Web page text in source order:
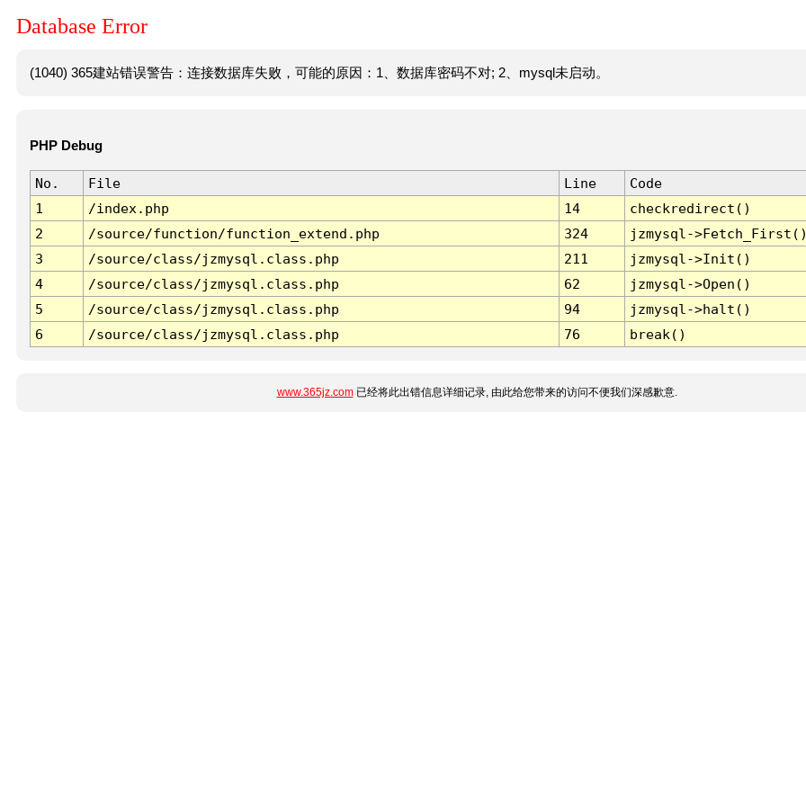
Database Error
(1040) 365建站错误警告：连接数据库失败，可能的原因：1、数据库密码不对; 2、mysql未启动。
PHP Debug
No. File Line
Code
1
/index.php 14
checkredirect()
2
/source/function/function_extend.php 324
jzmysql-
3
/source/class/jzmysql.class.php 211
jzmysql->Init()
4
/source/class/jzmysql.class.php 62
jzmysql->Open()
5
/source/class/jzmysql.class.php 94
jzmysql->halt()
6
/source/class/jzmysql.class.php 76 break()
www.365jz.com已经将此出错信息详细记录, 由此给您带来的访问不便我们深感歉意.